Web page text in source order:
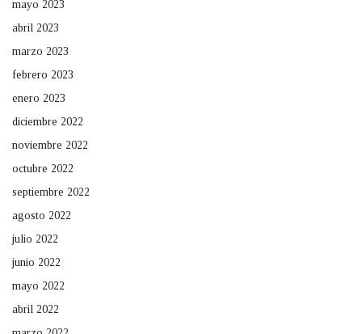
mayo 2023
abril 2023
marzo 2023
febrero 2023
enero 2023
diciembre 2022
noviembre 2022
octubre 2022
septiembre 2022
agosto 2022
julio 2022
junio 2022
mayo 2022
abril 2022